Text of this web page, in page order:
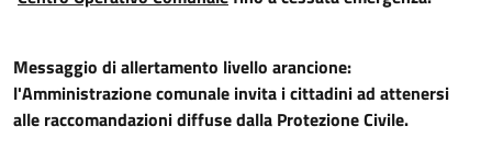
Messaggio di allertamento livello arancione:
l'Amministrazione comunale invita i cittadini ad attenersi
alle raccomandazioni diffuse dalla Protezione Civile.